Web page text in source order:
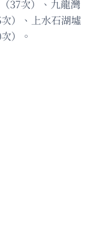
37次）、九龍灣
）、上水石湖墟
）。